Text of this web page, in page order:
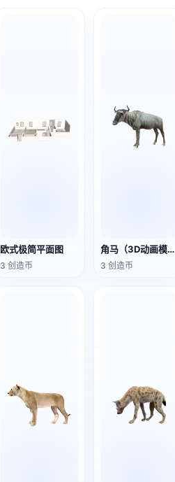
欧式极简平面图
3 创造币
角马（3D动画模型）
3 创造币